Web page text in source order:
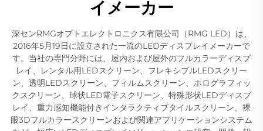
イメーカー
深センRMGオプトエレクトロニクス有限公司（RMG LED）は、
2016年5月19日に設立された一流のLEDディスプレイメーカーで
す。当社の専門分野には、屋内および屋外のフルカラーディスプ
レイ、レンタル用LEDスクリーン、フレキシブルLEDスクリー
ン、透明LEDスクリーン、フィルムスクリーン、ホログラフィッ
クスクリーン、球状LED電子スクリーン、特殊形状LEDディスプ
レイ、重力感知機能付きインタラクティブタイルスクリーン、裸
眼3Dフルカラースクリーンおよび関連アプリケーションシステム